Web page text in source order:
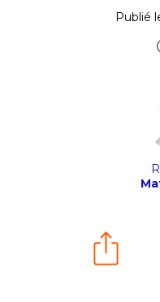
Publié